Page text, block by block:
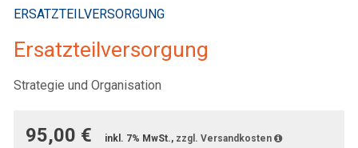
ERSATZTEILVERSORGUNG
Ersatzteilversorgung
Strategie und Organisation
95,00 € inkl. 7% MwSt., zzgl. Versandkosten